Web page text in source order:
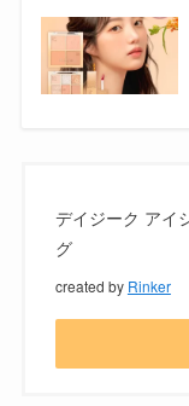
デイジーク アイ
グ
created by Rinker